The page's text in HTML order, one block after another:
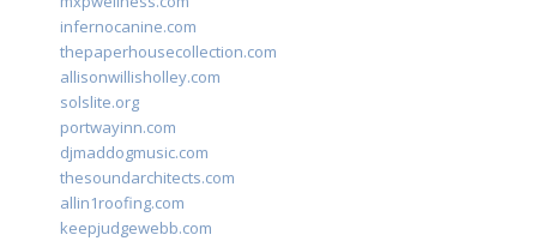
infernocanine.com
thepaperhousecollection.com
allisonwillisholley.com
solslite.org
portwayinn.com
djmaddogmusic.com
thesoundarchitects.com
allin1roofing.com
keepjudgewebb.com